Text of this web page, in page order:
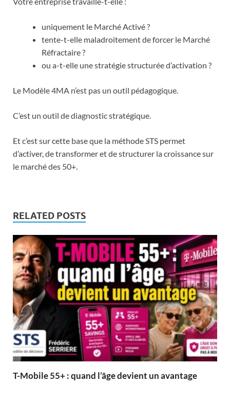
uniquement le Marché Activé ?
tente-t-elle maladroitement de forcer le Marché
Réfractaire ?
ou a-t-elle une stratégie structurée d’activation ?
Le Modèle 4MA n’est pas un outil pédagogique.
C’est un outil de diagnostic stratégique.
Et c’est sur cette base que la méthode STS permet
d’activer, de transformer et de structurer la croissance sur
le marché des 50+.
RELATED POSTS
T-Mobile 55+ : quand l’âge devient un avantage